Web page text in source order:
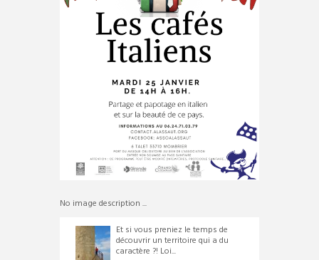
No image description ...
Et si vous preniez le temps de
découvrir un territoire qui a du
caractère ?! Loi...